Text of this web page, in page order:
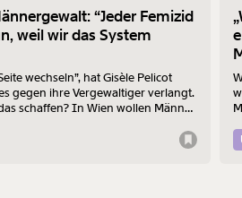
“Jeder Femizid
weil wir das System
wechseln”, hat Gisèle Pelicot
gegen ihre Vergewaltiger verlangt.
schaffen? In Wien wollen Männer
Schritt machen.